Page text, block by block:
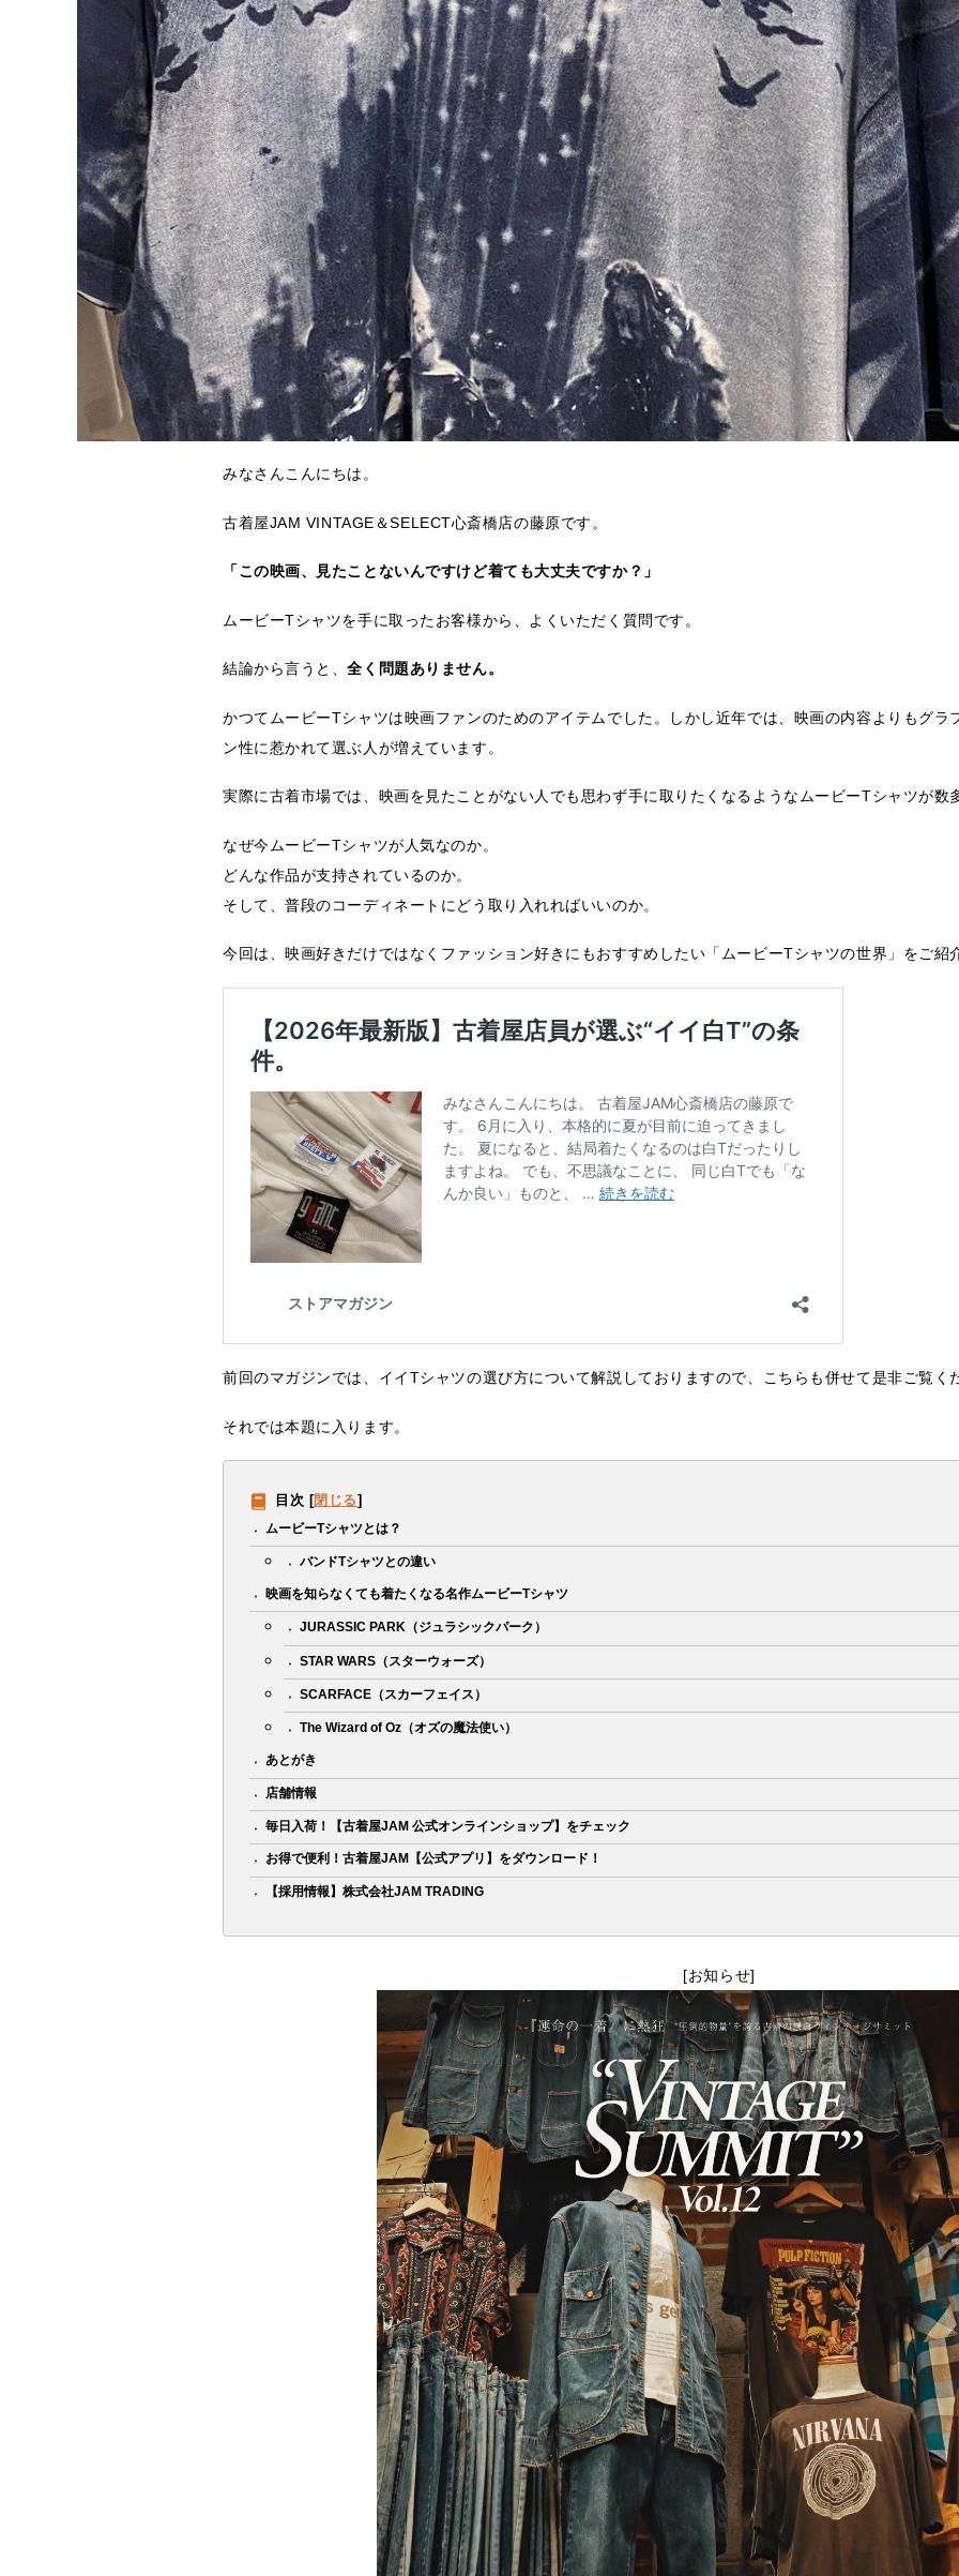
みなさんこんにちは。
古着屋JAM VINTAGE＆SELECT心斎橋店の藤原です。
「この映画、見たことないんですけど着ても大丈夫ですか？」
ムービーTシャツを手に取ったお客様から、よくいただく質問です。
結論から言うと、全く問題ありません。
かつてムービーTシャツは映画ファンのためのアイテムでした。しかし近年では、映画の内容よりもグラ
ン性に惹かれて選ぶ人が増えています。
実際に古着市場では、映画を見たことがない人でも思わず手に取りたくなるようなムービーTシャツが数
なぜ今ムービーTシャツが人気なのか。
どんな作品が支持されているのか。
そして、普段のコーディネートにどう取り入れればいいのか。
今回は、映画好きだけではなくファッション好きにもおすすめしたい「ムービーTシャツの世界」をご紹
前回のマガジンでは、イイTシャツの選び方について解説しておりますので、こちらも併せて是非ご覧く
それでは本題に入ります。
目次 [閉じる]
ムービーTシャツとは？
バンドTシャツとの違い
映画を知らなくても着たくなる名作ムービーTシャツ
JURASSIC PARK（ジュラシックパーク）
STAR WARS（スターウォーズ）
SCARFACE（スカーフェイス）
The Wizard of Oz（オズの魔法使い）
あとがき
店舗情報
毎日入荷！【古着屋JAM 公式オンラインショップ】をチェック
お得で便利！古着屋JAM【公式アプリ】をダウンロード！
【採用情報】株式会社JAM TRADING
[お知らせ]